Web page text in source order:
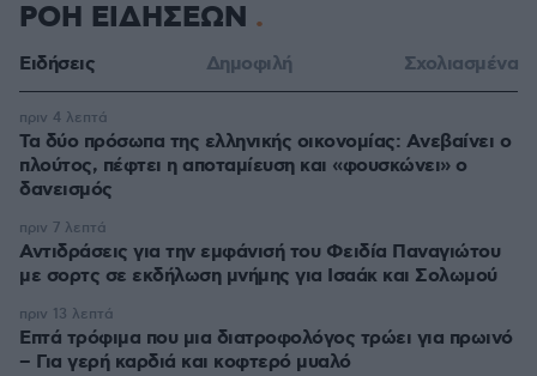
ΡΟΗ ΕΙΔΗΣΕΩΝ
Ειδήσεις Δημοφιλή Σχολιασμένα
Τα δύο πρόσωπα της ελληνικής οικονομίας: Aνεβαίνει ο
πλούτος, πέφτει η αποταμίευση και «φουσκώνει» ο
δανεισμός
πριν 4 λεπτά
Αντιδράσεις για την εμφάνισή του Φειδία Παναγιώτου
με σορτς σε εκδήλωση μνήμης για Ισαάκ και Σολωμού
πριν 7 λεπτά
Επτά τρόφιμα που μια διατροφολόγος τρώει για πρωινό
– Για γερή καρδιά και κοφτερό μυαλό
πριν 13 λεπτά